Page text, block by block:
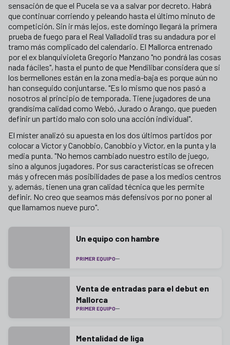
sensación de que el Pucela se va a salvar por decreto. Habrá
que continuar corriendo y peleando hasta el último minuto de
competición. Sin ir más lejos, este domingo llegará la primera
prueba de fuego para el Real Valladolid tras su andadura por el
tramo más complicado del calendario. El Mallorca entrenado
por el ex blanquivioleta Gregorio Manzano "no pondrá las cosas
nada fáciles", hasta el punto de que Mendilibar considera que si
los bermellones están en la zona media-baja es porque aún no
han conseguido conjuntarse. "Es lo mismo que nos pasó a
nosotros al principio de temporada. Tiene jugadores de una
grandísima calidad como Webó, Jurado o Arango, que pueden
definir un partido malo con solo una acción individual".
El míster analizó su apuesta en los dos últimos partidos por
colocar a Víctor y Canobbio, Canobbio y Víctor, en la punta y la
media punta. "No hemos cambiado nuestro estilo de juego,
sino a algunos jugadores. Por sus características se ofrecen
más y ofrecen más posibilidades de pase a los medios centros
y, además, tienen una gran calidad técnica que les permite
definir. No creo que seamos más defensivos por no poner al
que llamamos nueve puro".
Un equipo con hambre
PRIMER EQUIPO
Venta de entradas para el debut en
Mallorca
PRIMER EQUIPO
Mentalidad de liga